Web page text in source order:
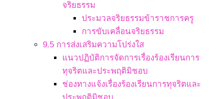
จริยธรรม
ประมวลจริยธรรมข้าราชการครู
การขับเคลื่อนจริยธรรม
9.5 การส่งเสริมความโปร่งใส
แนวปฏิบัติการจัดการเรื่องร้องเรียนการ
ทุจริตและประพฤติมิชอบ
ช่องทางแจ้งเรื่องร้องเรียนการทุจริตและ